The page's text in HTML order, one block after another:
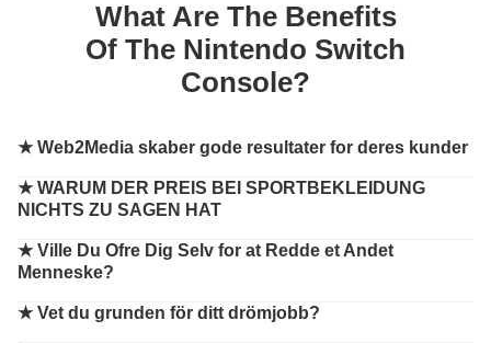
What Are The Benefits
Of The Nintendo Switch
Console?
★Web2Media skaber gode resultater for deres kunder
★WARUM DER PREIS BEI SPORTBEKLEIDUNG
NICHTS ZU SAGEN HAT
★Ville Du Ofre Dig Selv for at Redde et Andet
Menneske?
★Vet du grunden för ditt drömjobb?